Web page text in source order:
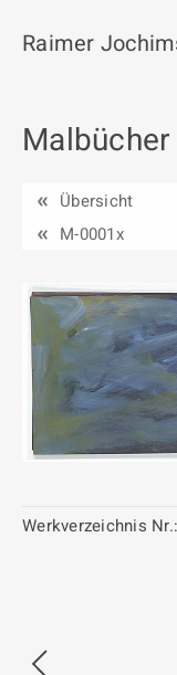
Start
Werkgruppen /
Vita
Publikationen
Kontakt
Raimer
Malbücher
Übersicht
M-0001x
Werkverzeichnis Nr.: